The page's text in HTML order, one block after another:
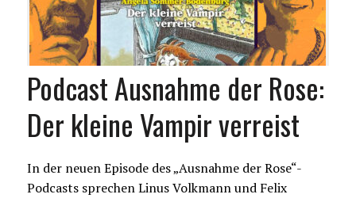
Podcast Ausnahme der Rose:
Der kleine Vampir verreist
In der neuen Episode des „Ausnahme der Rose“-
Podcasts sprechen Linus Volkmann und Felix